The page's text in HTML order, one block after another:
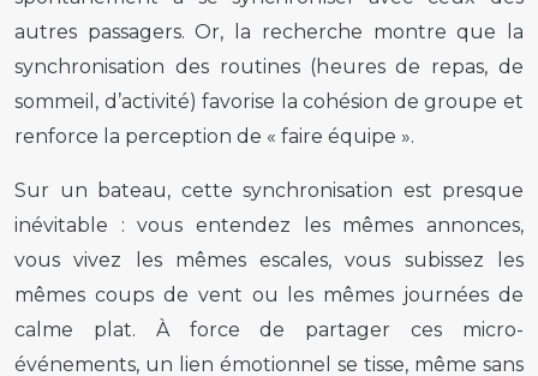
autres passagers. Or, la recherche montre que la
synchronisation des routines (heures de repas, de
sommeil, d’activité) favorise la cohésion de groupe et
renforce la perception de « faire équipe ».
Sur un bateau, cette synchronisation est presque
inévitable : vous entendez les mêmes annonces,
vous vivez les mêmes escales, vous subissez les
mêmes coups de vent ou les mêmes journées de
calme plat. À force de partager ces micro-
événements, un lien émotionnel se tisse, même sans